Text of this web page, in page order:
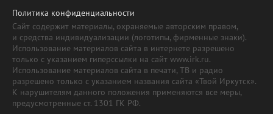
Политика конфиденциальности
Сайт содержит материалы, охраняемые авторским правом,
и средства индивидуализации (логотипы, фирменные знаки).
Использование материалов сайта в интернете разрешено
только с указанием гиперссылки на сайт www.irk.ru.
Использование материалов сайта в печати, ТВ и радио
разрешено только с указанием названия сайта «Твой Иркутск».
К нарушителям данного положения применяются все меры,
предусмотренные ст. 1301 ГК РФ.